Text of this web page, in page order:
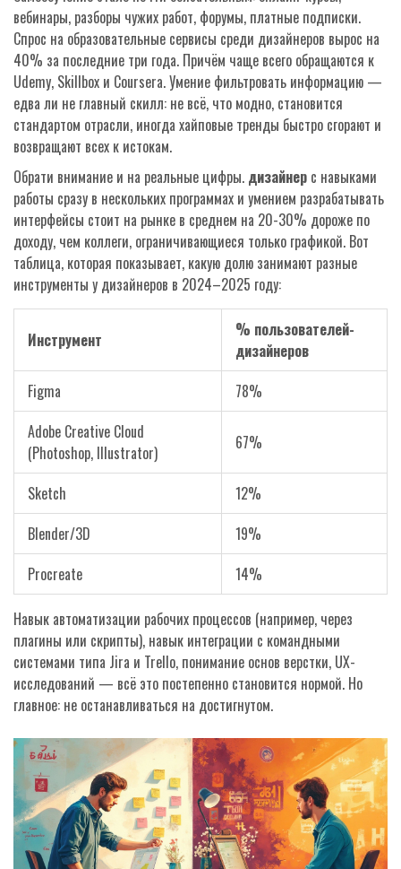
вебинары, разборы чужих работ, форумы, платные подписки.
Спрос на образовательные сервисы среди дизайнеров вырос на
40% за последние три года. Причём чаще всего обращаются к
Udemy, Skillbox и Coursera. Умение фильтровать информацию —
едва ли не главный скилл: не всё, что модно, становится
стандартом отрасли, иногда хайповые тренды быстро сгорают и
возвращают всех к истокам.
Обрати внимание и на реальные цифры. дизайнер с навыками
работы сразу в нескольких программах и умением разрабатывать
интерфейсы стоит на рынке в среднем на 20-30% дороже по
доходу, чем коллеги, ограничивающиеся только графикой. Вот
таблица, которая показывает, какую долю занимают разные
инструменты у дизайнеров в 2024–2025 году:
Инструмент
% пользователей-
дизайнеров
Figma
78%
Adobe Creative Cloud
(Photoshop, Illustrator)
67%
Sketch
12%
Blender/3D
19%
Procreate
14%
Навык автоматизации рабочих процессов (например, через
плагины или скрипты), навык интеграции с командными
системами типа Jira и Trello, понимание основ верстки, UX-
исследований — всё это постепенно становится нормой. Но
главное: не останавливаться на достигнутом.